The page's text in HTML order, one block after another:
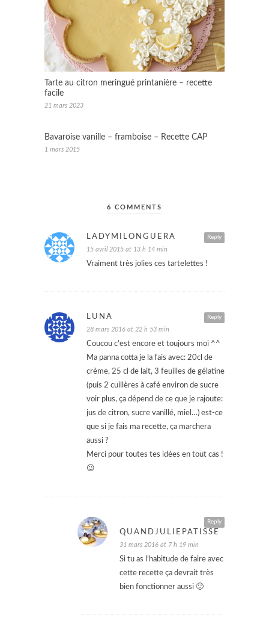
Tarte au citron meringué printanière – recette
facile
21 mars 2023
Bavaroise vanille – framboise – Recette CAP
1 mars 2015
6 COMMENTS
Reply
LADYMILONGUERA
15 avril 2015 at 13 h 14 min
Vraiment très jolies ces tartelettes !
Reply
LUNA
28 mars 2016 at 22 h 53 min
Coucou c’est encore et toujours moi ^^
Ma panna cotta je la fais avec: 20cl de
crème, 25 cl de lait, 3 feuilles de gélatine
(puis 2 cuillères à café environ de sucre
voir plus, ça dépend de ce que je rajoute:
jus de citron, sucre vanillé, miel…) est-ce
que si je fais ma recette, ça marchera
aussi ?
Merci pour toutes tes idées en tout cas !
😉
Reply
QUANDJULIEPATISSE
31 mars 2016 at 7 h 19 min
Si tu as l’habitude de faire avec
cette recette ça devrait très
bien fonctionner aussi 🙂